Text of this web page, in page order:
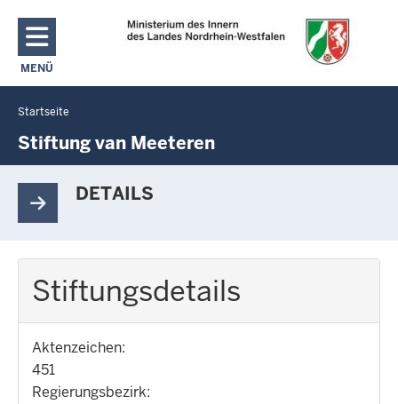
Direkt zum Inhalt
MENÜ
NAVIGATION AKTIVIEREN/DEAKTIVIEREN: MAIN MENU
Sie
befinden
hier
Startseite
Stiftung van Meeteren
DETAILS
Stiftungsdetails
Aktenzeichen:
451
Regierungsbezirk: